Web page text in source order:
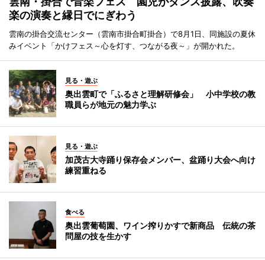
楽の演奏と縁日でにぎわう
雲南の掛合交流センター（雲南市掛合町掛合）で8月1日、同施設の夏休
みイベント「かけフェス～心を灯す、つながる夜～」が開かれた。
見る・遊ぶ
奥出雲町で「ふるさと理解研修会」 小中学校の教
職員らが地元の魅力学ぶ
見る・遊ぶ
加茂古大寺踊り保存会メンバー、盆踊り大会へ向け
練習重ねる
食べる
奥出雲葡萄園、ワイン搾りかすで新商品 伝統の茶
問屋の技を生かす